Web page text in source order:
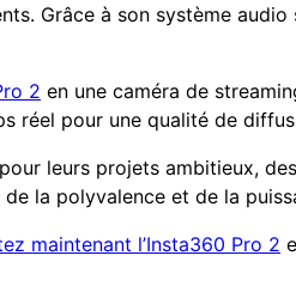
Grâce à son système audio
2 en une caméra de
réel pour une qualité de
pour leurs projets ambitieux,
la polyvalence et de la
maintenant l’Insta360 Pro 2